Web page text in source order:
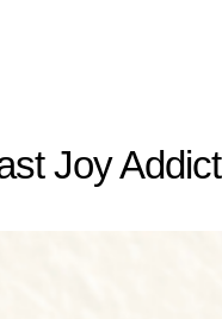
Joy Addict